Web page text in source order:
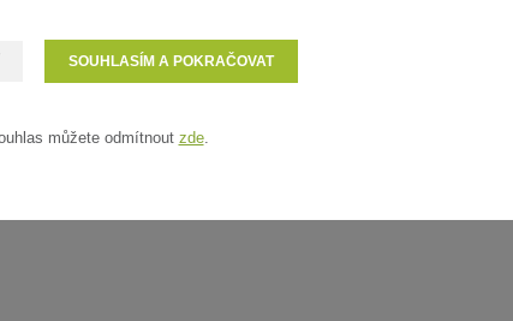
SOUHLASÍM A POKRAČOVAT
můžete odmítnout zde.